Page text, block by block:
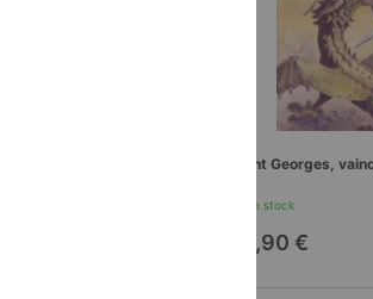
Saint Georges,
En stock
16,90 €